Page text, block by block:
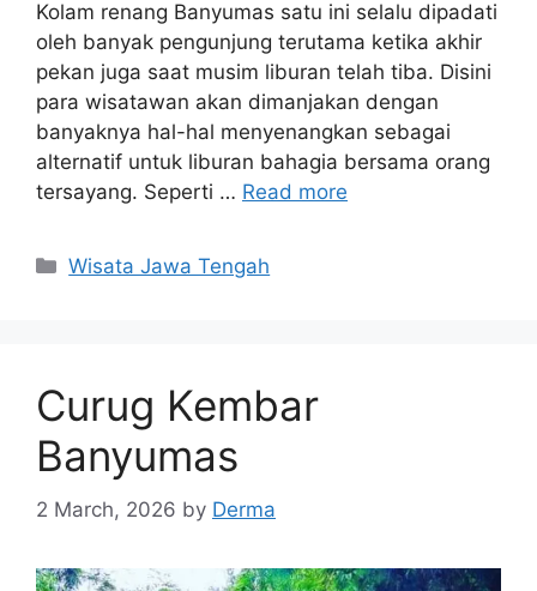
Kolam renang Banyumas satu ini selalu dipadati
oleh banyak pengunjung terutama ketika akhir
pekan juga saat musim liburan telah tiba. Disini
para wisatawan akan dimanjakan dengan
banyaknya hal-hal menyenangkan sebagai
alternatif untuk liburan bahagia bersama orang
tersayang. Seperti … Read more
Categories
Wisata Jawa Tengah
Curug Kembar
Banyumas
2 March, 2026 by Derma